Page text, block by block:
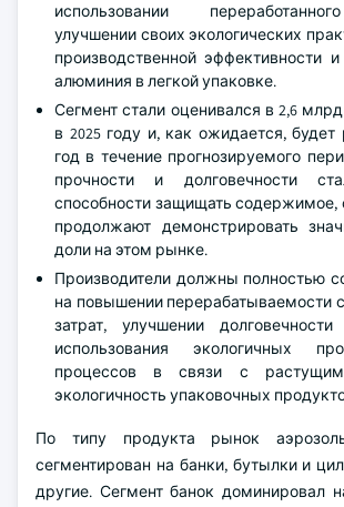
использовании
улучшении своих экологических
производственной эффективности
алюминия в легкой упаковке.
Сегмент стали оценивался в 2,6
в 2025 году и, как ожидается, будет
год в течение прогнозируемого
прочности и долговечности
способности защищать содержимое,
продолжают демонстрировать
доли на этом рынке.
Производители должны полностью
на повышении перерабатываемости
затрат, улучшении
использования экологичных
процессов в связи с
экологичность упаковочных
По типу продукта рынок
сегментирован на банки, бутылки и
другие. Сегмент банок доминировал